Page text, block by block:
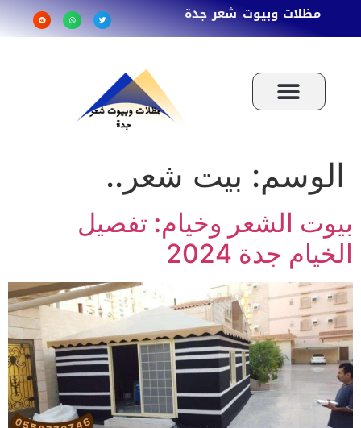
مظلات وبيوت شعر جدة
الوسم: بيت شعر..
بيوت الشعر وخيام: تفصيل
الخيام جدة 2024